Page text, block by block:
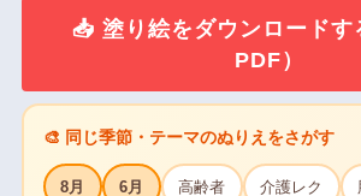
📥 塗り絵をダウンロードす
PDF）
🎨 同じ季節・テーマのぬりえをさがす
8月 6月 高齢者 介護レク